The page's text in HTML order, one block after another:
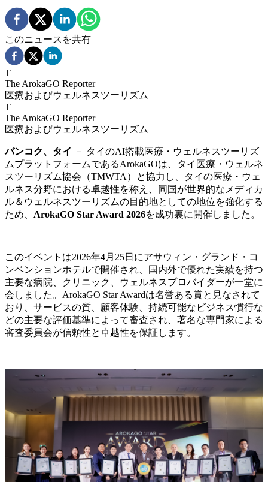
このニュースを共有
T
The ArokaGO Reporter
医療およびウェルネスツーリズム
T
The ArokaGO Reporter
医療およびウェルネスツーリズム
バンコク、タイ － タイのAI搭載医療・ウェルネスツーリズ
ムプラットフォームであるArokaGOは、タイ医療・ウェルネ
スツーリズム協会（TMWTA）と協力し、タイの医療・ウェ
ルネス分野における卓越性を称え、同国が世界的なメディカ
ル＆ウェルネスツーリズムの目的地としての地位を強化する
ため、 ArokaGO Star Award 2026を成功裏に開催しました。
このイベントは2026年4月25日にアサウィン・グランド・コ
ンベンションホテルで開催され、国内外で優れた実績を持つ
主要な病院、クリニック、ウェルネスプロバイダーが一堂に
会しました。ArokaGO Star Awardは名誉ある賞と見なされて
おり、サービスの質、顧客体験、持続可能なビジネス慣行な
どの主要な評価基準によって審査され、著名な専門家による
審査委員会が信頼性と卓越性を保証します。